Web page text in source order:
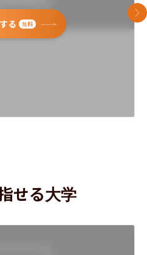
る 無料
次
せる大学